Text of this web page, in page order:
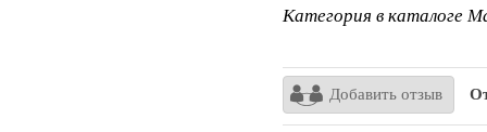
Категория в каталоге
Добавить отзыв